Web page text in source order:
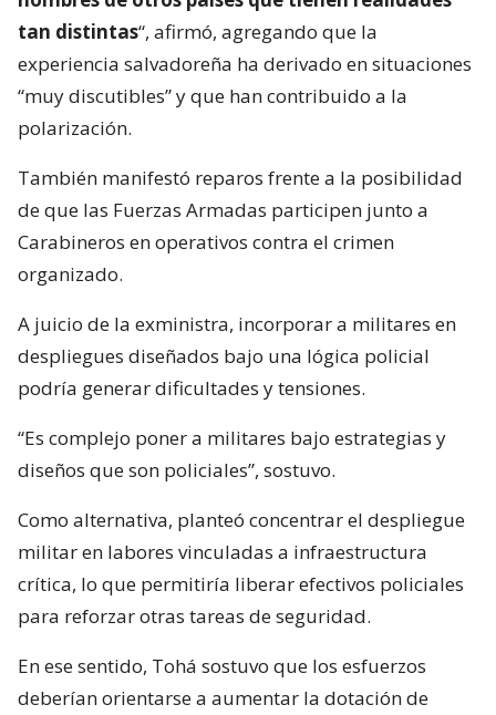
tan distintas“, afirmó, agregando que la
experiencia salvadoreña ha derivado en situaciones
“muy discutibles” y que han contribuido a la
polarización.
También manifestó reparos frente a la posibilidad
de que las Fuerzas Armadas participen junto a
Carabineros en operativos contra el crimen
organizado.
A juicio de la exministra, incorporar a militares en
despliegues diseñados bajo una lógica policial
podría generar dificultades y tensiones.
“Es complejo poner a militares bajo estrategias y
diseños que son policiales”, sostuvo.
Como alternativa, planteó concentrar el despliegue
militar en labores vinculadas a infraestructura
crítica, lo que permitiría liberar efectivos policiales
para reforzar otras tareas de seguridad.
En ese sentido, Tohá sostuvo que los esfuerzos
deberían orientarse a aumentar la dotación de